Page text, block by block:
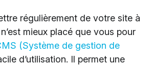
régulièrement de votre site à
mieux placé que vous pour
(Système de gestion de
d’utilisation. Il permet une